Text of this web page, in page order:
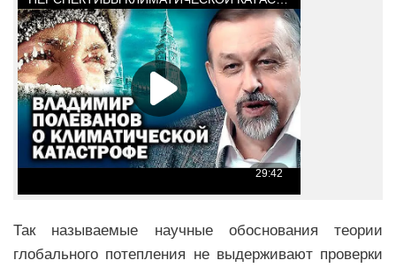
Так называемые научные обоснования теории
глобального потепления не выдерживают проверки